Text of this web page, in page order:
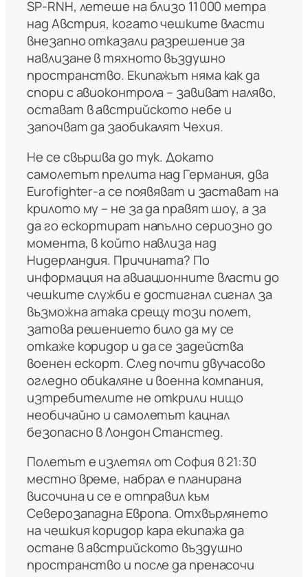
SP‑RNH, летеше на близо 11 000 метра
над Австрия, когато чешките власти
внезапно отказали разрешение за
навлизане в тяхното въздушно
пространство. Екипажът няма как да
спори с авиоконтрола – завиват наляво,
остават в австрийското небе и
започват да заобикалят Чехия.
Не се свършва до тук. Докато
самолетът прелита над Германия, два
Eurofighter‑а се появяват и застават на
крилото му – не за да правят шоу, а за
да го ескортират напълно сериозно до
момента, в който навлиза над
Нидерландия. Причината? По
информация на авиационните власти до
чешките служби е достигнал сигнал за
възможна атака срещу този полет,
затова решението било да му се
откаже коридор и да се задейства
военен ескорт. След почти двучасово
огледно обикаляне и военна компания,
изтребителите не открили нищо
необичайно и самолетът кацнал
безопасно в Лондон Станстед.
Полетът е излетял от София в 21:30
местно време, набрал е планирана
височина и се е отправил към
Северозападна Европа. Отхвърлянето
на чешкия коридор кара екипажа да
остане в австрийското въздушно
пространство и после да пренасочи